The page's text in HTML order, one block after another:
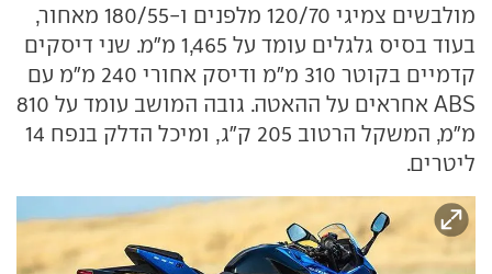
מולבשים צמיגי 120/70 מלפנים ו-180/55 מאחור,
בעוד בסיס גלגלים עומד על 1,465 מ״מ. שני דיסקים
קדמיים בקוטר 310 מ״מ ודיסק אחורי 240 מ״מ עם
ABS אחראים על ההאטה. גובה המושב עומד על 810
מ״מ, המשקל הרטוב 205 ק״ג, ומיכל הדלק בנפח 14
ליטרים.